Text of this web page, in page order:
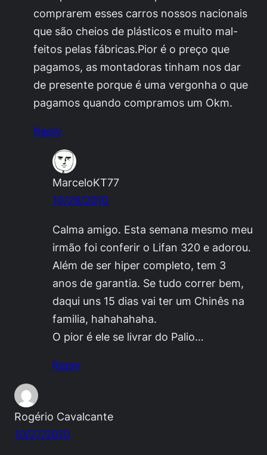
comprarem esses carros nossos nacionais
que são cheios de plásticos e muito mal-
feitos pelas fábricas.Pior é o preço que
pagamos, as montadoras tinham nos dar
de presente porque é uma vergonha o que
pagamos quando compramos um Okm.
Reply
MarceloKT77
10/28/2010
Calma amigo. Esta semana mesmo meu
irmão foi conferir o Lifan 320 e adorou.
Além de ser hiper completo, tem 3
anos de garantia. Se tudo correr bem,
daqui uns 15 dias vai ter um Chinês na
familia, hahahahaha.
O pior é ele se livrar do Palio…
Reply
Rogério Cavalcante
10/27/2010